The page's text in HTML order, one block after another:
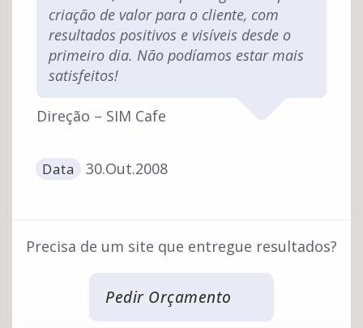
criação de valor para o cliente, com
resultados positivos e visíveis desde o
primeiro dia. Não podíamos estar mais
satisfeitos!
Direção – SIM Cafe
Data 30.Out.2008
Precisa de um site que entregue resultados?
Pedir Orçamento